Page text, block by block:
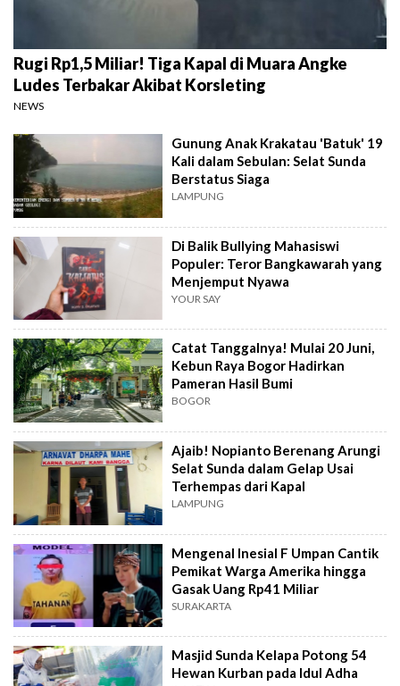
Rugi Rp1,5 Miliar! Tiga Kapal di Muara Angke
Ludes Terbakar Akibat Korsleting
NEWS
Gunung Anak Krakatau 'Batuk' 19
Kali dalam Sebulan: Selat Sunda
Berstatus Siaga
LAMPUNG
Di Balik Bullying Mahasiswi
Populer: Teror Bangkawarah yang
Menjemput Nyawa
YOUR SAY
Catat Tanggalnya! Mulai 20 Juni,
Kebun Raya Bogor Hadirkan
Pameran Hasil Bumi
BOGOR
Ajaib! Nopianto Berenang Arungi
Selat Sunda dalam Gelap Usai
Terhempas dari Kapal
LAMPUNG
Mengenal Inesial F Umpan Cantik
Pemikat Warga Amerika hingga
Gasak Uang Rp41 Miliar
SURAKARTA
Masjid Sunda Kelapa Potong 54
Hewan Kurban pada Idul Adha